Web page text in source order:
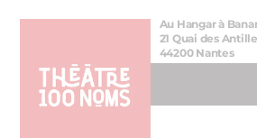
Aller
Aller au
Au Hangar à
21 Quai des
44200 Nantes